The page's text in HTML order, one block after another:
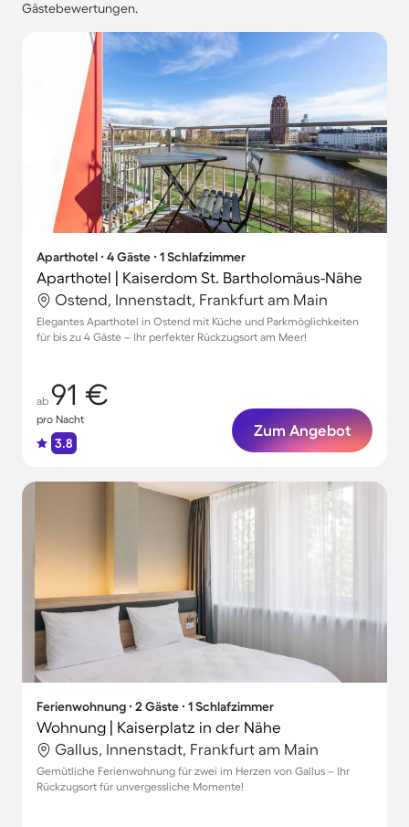
Gästebewertungen.
Aparthotel ∙ 4 Gäste ∙ 1 Schlafzimmer
Aparthotel | Kaiserdom St. Bartholomäus-Nähe
Ostend, Innenstadt, Frankfurt am Main
Elegantes Aparthotel in Ostend mit Küche und Parkmöglichkeiten
für bis zu 4 Gäste – Ihr perfekter Rückzugsort am Meer!
ab 91 €
pro Nacht
3.8
Zum Angebot
Ferienwohnung ∙ 2 Gäste ∙ 1 Schlafzimmer
Wohnung | Kaiserplatz in der Nähe
Gallus, Innenstadt, Frankfurt am Main
Gemütliche Ferienwohnung für zwei im Herzen von Gallus – Ihr
Rückzugsort für unvergessliche Momente!